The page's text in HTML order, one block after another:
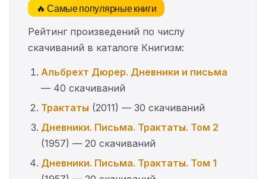
🔥 Самые популярные книги
Рейтинг произведений по числу
скачиваний в каталоге Книгизм:
Альбрехт Дюрер. Дневники и письма
— 40 скачиваний
Трактаты (2011) — 30 скачиваний
Дневники. Письма. Трактаты. Том 2
(1957) — 20 скачиваний
Дневники. Письма. Трактаты. Том 1